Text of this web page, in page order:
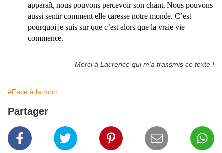
apparaît, nous pouvons percevoir son chant. Nous pouvons
aussi sentir comment elle caresse notre monde. C’est
pourquoi je suis sur que c’est alors que la vraie vie
commence.
Merci à Laurence qui m'a transmis ce texte !
#Face à la mort...
Partager